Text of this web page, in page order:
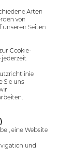
Arten
von
Seiten
Cookie-
jederzeit
Sie uns
eine Website
und